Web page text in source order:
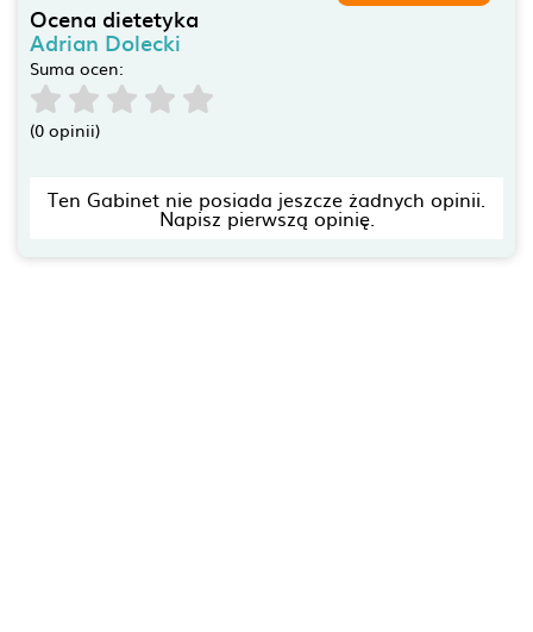
Ocena dietetyka
Adrian Dolecki
Suma ocen:
(0 opinii)
Ten Gabinet nie posiada jeszcze żadnych opinii.
Napisz pierwszą opinię.